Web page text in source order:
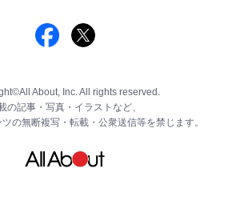
About, Inc. All rights reserved.
の記事・写真・イラストなど、
の無断複写・転載・公衆送信等を禁じます。